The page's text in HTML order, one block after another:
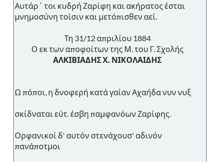
Αυτάρ΄ τοι κυδρή Ζαρίφη και ακήρατος έσται
μνημοσύνη τοίσιν και μετόπισθεν αεί.
Τη 31/12 απριλίου 1884
Ο εκ των αποφοίτων της Μ. του Γ. Σχολής
ΑΛΚΙΒΙΑΔΗΣ Χ. ΝΙΚΟΛΑΙΔΗΣ
Ω πόποι, η δνοφερή κατά γαίαν Αχαήδα νυν νυξ
σκίδναται εύτ. έσβη παμφανόων Ζαρίφης.
Ορφανικοί δ' αυτόν στενάχουσ' αδινόν
πανάποτμοι